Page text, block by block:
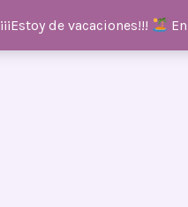
¡¡¡Estoy de vacaciones!!!